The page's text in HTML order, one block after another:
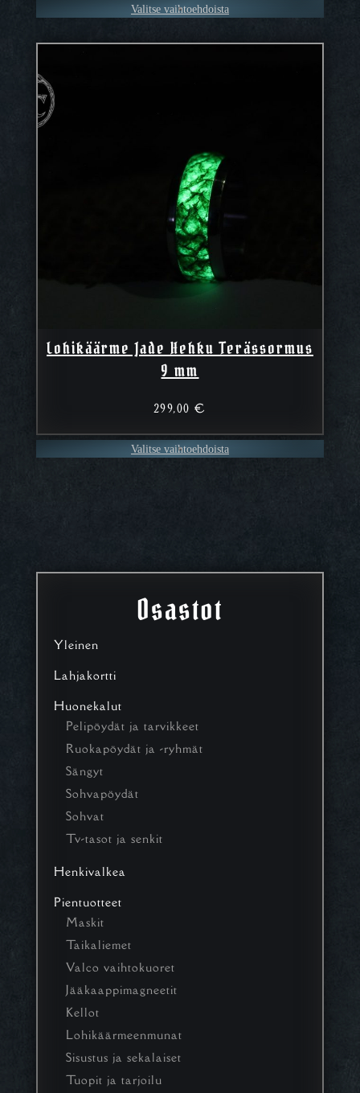
Osastot
Yleinen
Lahjakortti
Huonekalut
Pelipöydät ja tarvikkeet
Ruokapöydät ja -ryhmät
Sängyt
Sohvapöydät
Sohvat
Tv-tasot ja senkit
Henkivalkea
Pientuotteet
Maskit
Taikaliemet
Valco vaihtokuoret
Jääkaappimagneetit
Kellot
Lohikäärmeenmunat
Sisustus ja sekalaiset
Tuopit ja tarjoilu
Valitse vaihtoehdoista
Lohikäärme Jade Hehku Terässormus
9 mm
299,00€
Valitse vaihtoehdoista